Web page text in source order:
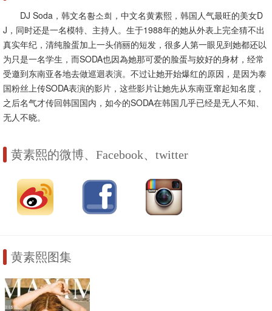
DJ Soda，韩文名황소희，中文名黄素熙，韩国人气最旺的美女D
J，同时还是一名模特、主持人。生于1988年的她从外表上完全猜不出
真实年纪，清纯脸蛋加上一头俏丽的短发，很多人第一眼见到她都还以
为只是一名学生，而SODA也因為她那可爱的脸蛋与姣好的身材，经常
受邀到东南亚各地去做巡迴表演。不过让她开始爆红的原因，是因为泰
国粉丝上传SODA表演的影片，这些影片让她先从东南亚窜起知名度，
之后名气才传回韩国国内，如今的SODA在韩国几乎已经是无人不知、
无人不晓。
黄素熙的微博、Facebook、twitter
黄素熙图集